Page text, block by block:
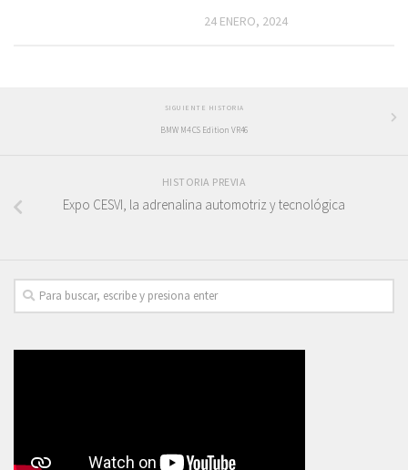
24 ENERO, 2024
SIGUIENTE HISTORIA
BMW M4 CS Edition VR46
HISTORIA PREVIA
Expo CESVI, la adrenalina automotriz y tecnológica